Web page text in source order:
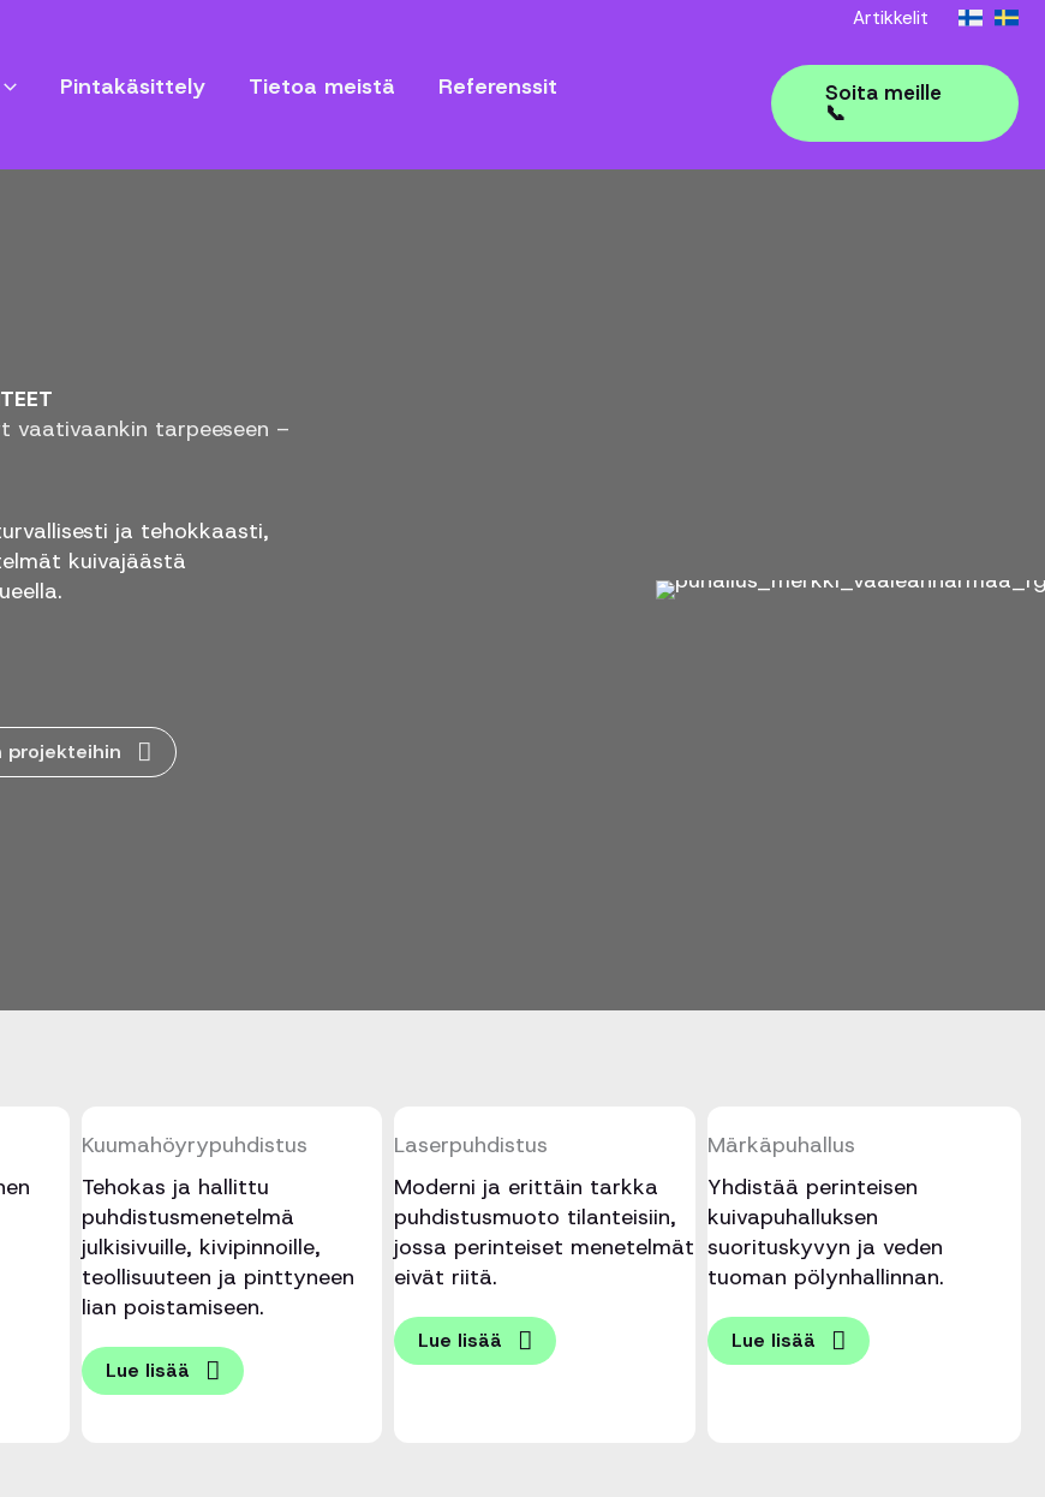
Artikkelit
Pintakäsittely Tietoa meistä
Referenssit
Soita meille
📞
vaativaankin tarpeeseen –
ja tehokkaasti,
kuivajäästä
projekteihin
Kuumahöyry­puhdistus
Tehokas ja hallittu
puhdistusmenetelmä
julkisivuille, kivipinnoille,
teollisuuteen ja pinttyneen
lian poistamiseen.
Lue lisää
Laserpuhdistus
Moderni ja erittäin tarkka
puhdistusmuoto tilanteisiin,
jossa perinteiset menetelmät
eivät riitä.
Lue lisää
Märkäpuhallus
Yhdistää perinteisen
kuivapuhalluksen
suorituskyvyn ja veden
tuoman pölynhallinnan.
Lue lisää